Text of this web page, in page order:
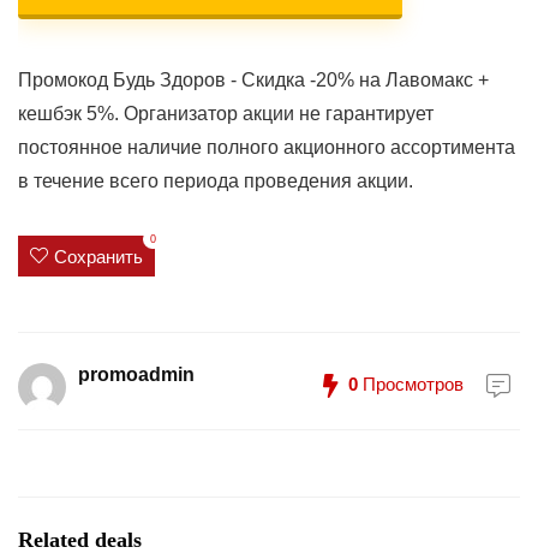
Промокод Будь Здоров - Скидка -20% на Лавомакс +
кешбэк 5%. Организатор акции не гарантирует
постоянное наличие полного акционного ассортимента
в течение всего периода проведения акции.
Сохранить
0
promoadmin 0 Просмотров
Related deals